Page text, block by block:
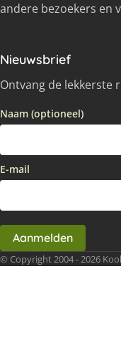
andere bezoekers en
Nieuwsbrief
Ontvang de lekkerste
Naam (optioneel)
E-mail
Aanmelden
© Copyright 2004 - 2026